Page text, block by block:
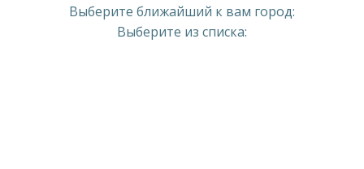
Выберите ближайший к вам город:
Выберите из списка: